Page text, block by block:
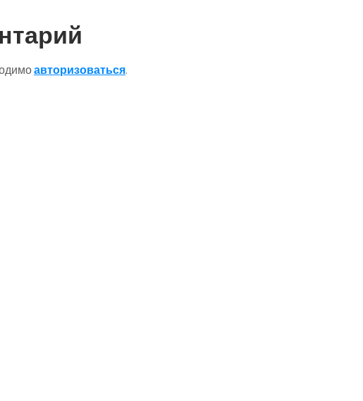
авторизоваться.